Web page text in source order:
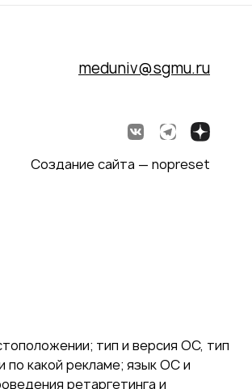
meduniv@sgmu.ru
Создание сайта — nopreset
тип и версия ОС, тип
по какой рекламе; язык ОС и
ретаргетинга и